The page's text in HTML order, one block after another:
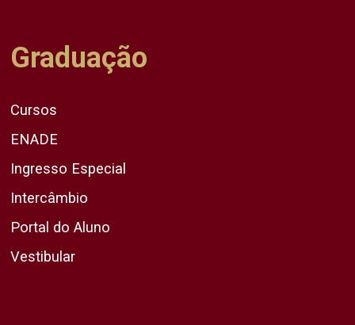
Graduação
Cursos
ENADE
Ingresso Especial
Intercâmbio
Portal do Aluno
Vestibular